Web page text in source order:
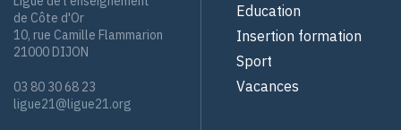
de Côte d'Or
10, rue Camille Flammarion
21000 DIJON
03 80 30 68 23
ligue21@ligue21.org
Education
Insertion formation
Sport
Vacances